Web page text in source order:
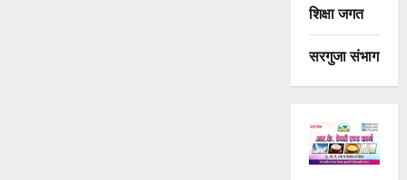
शिक्षा जगत
सरगुजा संभाग